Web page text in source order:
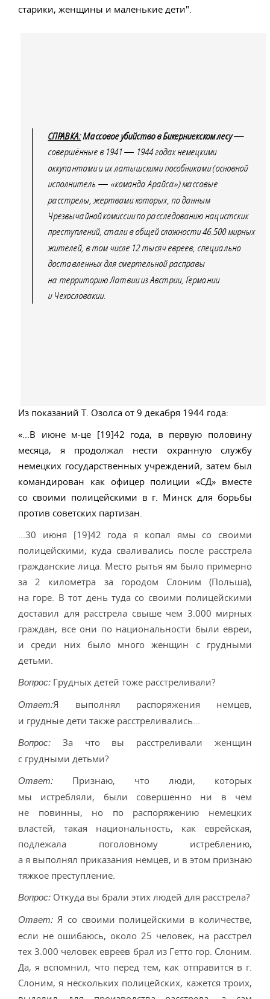
старики, женщины и маленькие дети".
СПРАВКА:Массовое убийство в Бикерниекском лесу —
совершённые в 1941 — 1944 годах немецкими
оккупантами и их латышскими пособниками (основной
исполнитель — «команда Арайса») массовые
расстрелы, жертвами которых, по данным
Чрезвычайной комиссии по расследованию нацистских
преступлений, стали в общей сложности 46.500 мирных
жителей, в том числе 12 тысяч евреев, специально
доставленных для смертельной расправы
на территорию Латвии из Австрии, Германии
и Чехословакии.
Из показаний Т. Озолса от 9 декабря 1944 года:
«...В июне м-це [19]42 года, в первую половину
месяца, я продолжал нести охранную службу
немецких государственных учреждений, затем был
командирован как офицер полиции «СД» вместе
со своими полицейскими в г. Минск для борьбы
против советских партизан.
...30 июня [19]42 года я копал ямы со своими
полицейскими, куда сваливались после расстрела
гражданские лица. Место рытья ям было примерно
за 2 километра за городом Слоним (Польша),
на горе. В тот день туда со своими полицейскими
доставил для расстрела свыше чем 3.000 мирных
граждан, все они по национальности были евреи,
и среди них было много женщин с грудными
детьми.
Вопрос: Грудных детей тоже расстреливали?
Ответ:Я выполнял распоряжения немцев,
и грудные дети также расстреливались...
Вопрос: За что вы расстреливали женщин
с грудными детьми?
Ответ: Признаю, что люди, которых
мы истребляли, были совершенно ни в чем
не повинны, но по распоряжению немецких
властей, такая национальность, как еврейская,
подлежала поголовному истреблению,
а я выполнял приказания немцев, и в этом признаю
тяжкое преступление.
Вопрос: Откуда вы брали этих людей для расстрела?
Ответ: Я со своими полицейскими в количестве,
если не ошибаюсь, около 25 человек, на расстрел
тех 3.000 человек евреев брал из Гетто гор. Слоним.
Да, я вспомнил, что перед тем, как отправится в г.
Слоним, я нескольких полицейских, кажется троих,